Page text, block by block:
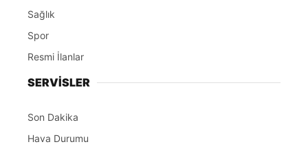
Sağlık
Spor
Resmi İlanlar
SERVİSLER
Son Dakika
Hava Durumu